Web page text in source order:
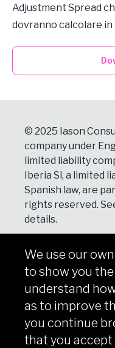
Adjustment Spread
dovranno calcolare in
© 2025 Iason
company under
limited liability
Iberia Sl, a limited
Spanish law, are
rights reserved.
details.
NEWSLETTER
We use our
to show you
understand
as to improve
you continue
that you accept